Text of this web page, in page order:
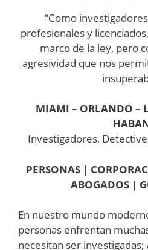
“Como
profesionales y
marco de la ley, pero
agresividad que nos
MIAMI – ORLANDO –
Investigadores,
PERSONAS |
ABOGADOS |
En nuestro mundo
personas enfrentan
necesitan ser